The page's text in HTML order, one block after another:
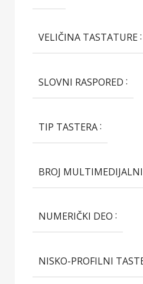
VELIČINA TASTATURE
SLOVNI RASPORED
TIP TASTERA
BROJ
NUMERIČKI DEO
NISKO-PROFILNI